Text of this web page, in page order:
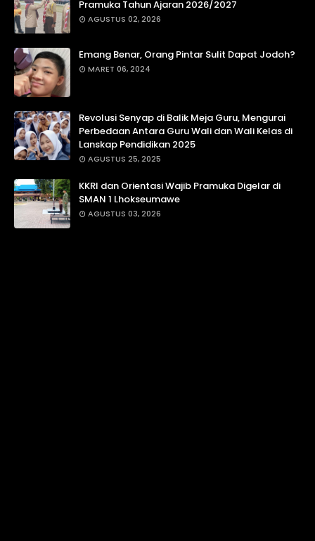
Pramuka Tahun Ajaran 2026/2027
AGUSTUS 02, 2026
Emang Benar, Orang Pintar Sulit Dapat Jodoh?
MARET 06, 2024
Revolusi Senyap di Balik Meja Guru, Mengurai
Perbedaan Antara Guru Wali dan Wali Kelas di
Lanskap Pendidikan 2025
AGUSTUS 25, 2025
KKRI dan Orientasi Wajib Pramuka Digelar di
SMAN 1 Lhokseumawe
AGUSTUS 03, 2026